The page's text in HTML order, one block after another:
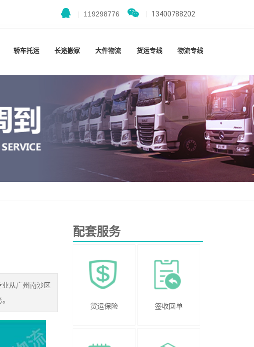
119298776 13400788202
轿车托运 长途搬家 大件物流 货运专线 物流专线
从广州南沙区
配套服务
货运保险 签收回单